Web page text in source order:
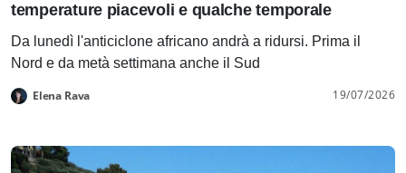
temperature piacevoli e qualche temporale
Da lunedì l'anticiclone africano andrà a ridursi. Prima il
Nord e da metà settimana anche il Sud
Elena Rava 19/07/2026